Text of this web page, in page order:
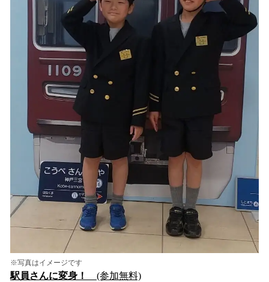
※写真はイメージです
駅員さんに変身！ (参加無料)